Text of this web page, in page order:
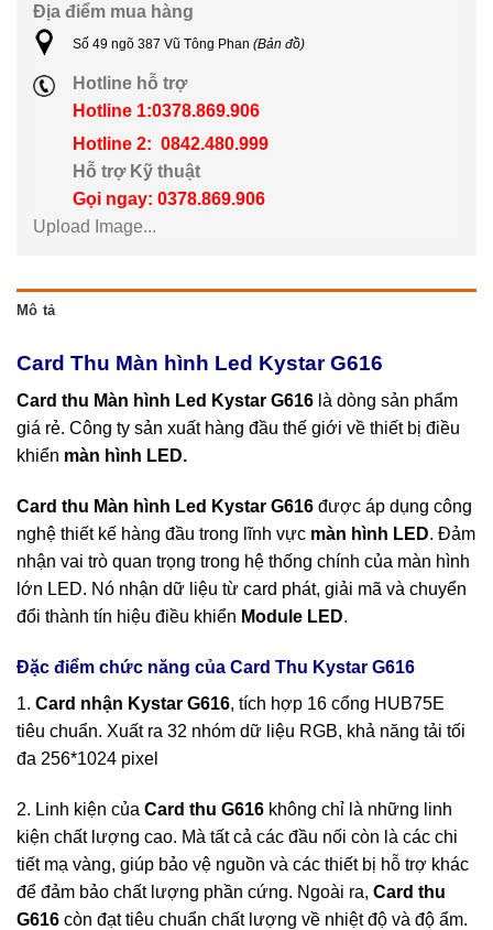
Địa điểm mua hàng
Số 49 ngõ 387 Vũ Tông Phan (Bản đồ)
Hotline hỗ trợ
Hotline 1:0378.869.906
Hotline 2: 0842.480.999
Hỗ trợ Kỹ thuật
Gọi ngay: 0378.869.906
Upload Image...
Mô tả
Card Thu Màn hình Led Kystar G616
Card thu Màn hình Led Kystar G616 là dòng sản phẩm
giá rẻ. Công ty sản xuất hàng đầu thế giới về thiết bị điều
khiển màn hình LED.
Card thu Màn hình Led Kystar G616 được áp dụng công
nghệ thiết kế hàng đầu trong lĩnh vực màn hình LED. Đảm
nhận vai trò quan trọng trong hệ thống chính của màn hình
lớn LED. Nó nhận dữ liệu từ card phát, giải mã và chuyển
đổi thành tín hiệu điều khiển Module LED.
Đặc điểm chức năng của Card Thu Kystar G616
1. Card nhận Kystar G616, tích hợp 16 cổng HUB75E
tiêu chuẩn. Xuất ra 32 nhóm dữ liệu RGB, khả năng tải tối
đa 256*1024 pixel
2. Linh kiện của Card thu G616 không chỉ là những linh
kiện chất lượng cao. Mà tất cả các đầu nối còn là các chi
tiết mạ vàng, giúp bảo vệ nguồn và các thiết bị hỗ trợ khác
để đảm bảo chất lượng phần cứng. Ngoài ra, Card thu
G616 còn đạt tiêu chuẩn chất lượng về nhiệt độ và độ ẩm.